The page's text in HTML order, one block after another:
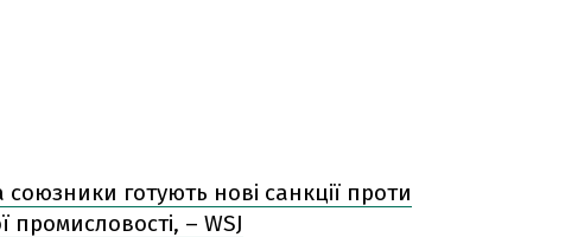
готують нові санкції проти
промисловості, – WSJ